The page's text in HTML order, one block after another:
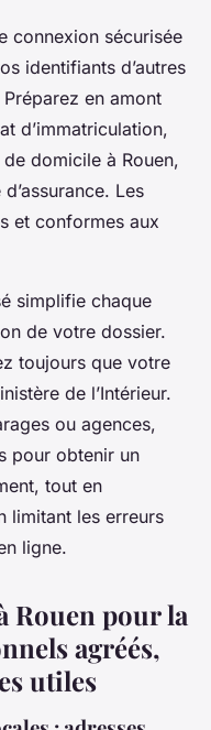
connexion sécurisée
identifiants d’autres
en amont
d’immatriculation,
domicile à Rouen,
Les
et conformes aux
simplifie chaque
de votre dossier.
toujours que votre
de l’Intérieur.
ou agences,
pour obtenir un
tout en
limitant les erreurs
ligne.
Rouen pour la
agréés,
utiles